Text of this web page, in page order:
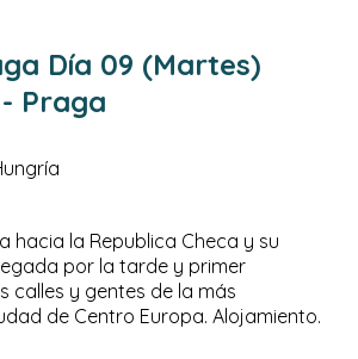
Día 09 (Martes)
Praga
hacia la Republica Checa y su
por la tarde y primer
calles y gentes de la más
de Centro Europa. Alojamiento.